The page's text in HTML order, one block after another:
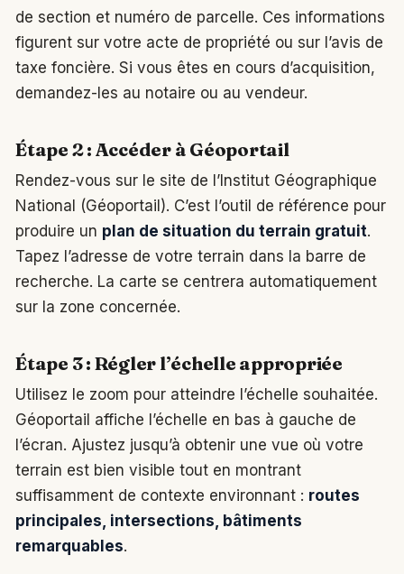
de section et numéro de parcelle. Ces informations
figurent sur votre acte de propriété ou sur l’avis de
taxe foncière. Si vous êtes en cours d’acquisition,
demandez-les au notaire ou au vendeur.
Étape 2 : Accéder à Géoportail
Rendez-vous sur le site de l’Institut Géographique
National (Géoportail). C’est l’outil de référence pour
produire un plan de situation du terrain gratuit.
Tapez l’adresse de votre terrain dans la barre de
recherche. La carte se centrera automatiquement
sur la zone concernée.
Étape 3 : Régler l’échelle appropriée
Utilisez le zoom pour atteindre l’échelle souhaitée.
Géoportail affiche l’échelle en bas à gauche de
l’écran. Ajustez jusqu’à obtenir une vue où votre
terrain est bien visible tout en montrant
suffisamment de contexte environnant : routes
principales, intersections, bâtiments
remarquables.